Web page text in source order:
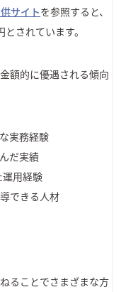
サイトを参照すると、
されています。
額的に優遇される傾向
実務経験
だ実績
運用経験
できる人材
ることでさまざまな方